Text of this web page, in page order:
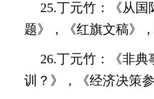
25.丁元竹：《从
题》，《红旗文稿》
26.丁元竹：《非
训？》，《经济决策